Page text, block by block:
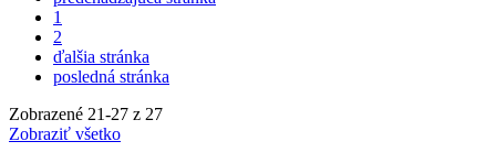
1
2
ďalšia stránka
posledná stránka
Zobrazené 21-27 z 27
Zobraziť všetko